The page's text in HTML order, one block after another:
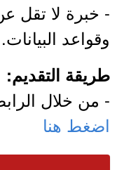
وقواعد البيانات.
طريقة التقديم:
- من خلال
اضغط هنا